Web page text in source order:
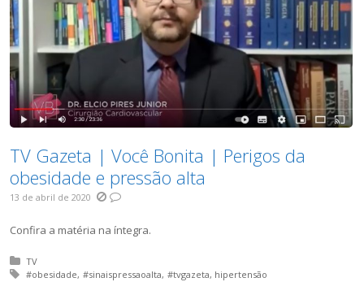
TV Gazeta | Você Bonita | Perigos da
obesidade e pressão alta
13 de abril de 2020
Confira a matéria na íntegra.
Posted in:
TV
Tagged with:
#obesidade #sinaispressaoalta #tvgazeta hipertensão